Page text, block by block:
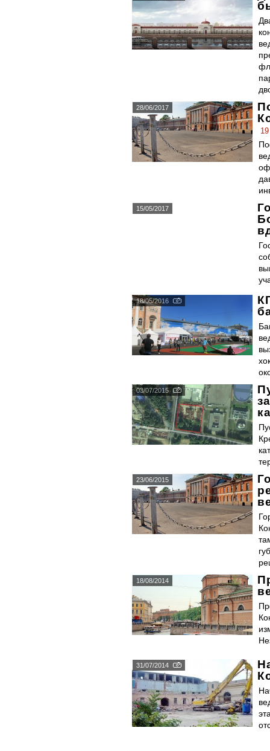
28/06/2017
19
15/05/2017
18/05/2016
03/07/2015
23/06/2015
18/08/2014
31/07/2014